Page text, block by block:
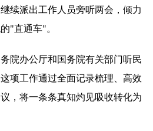
续派出工作人员旁听两会，倾力
"直通车"。
院办公厅和国务院有关部门听民
项工作通过全面记录梳理、高效
，将一条条真知灼见吸收转化为